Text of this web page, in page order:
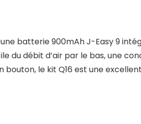
batterie 900mAh J-Easy 9
du débit d’air par le bas, une
le kit Q16 est une